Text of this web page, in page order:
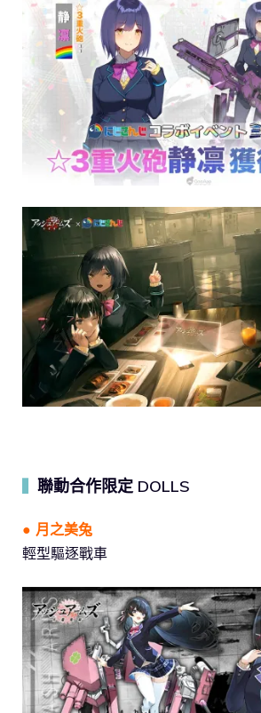
聯動合作限定 DOLLS
● 月之美兔
輕型驅逐戰車